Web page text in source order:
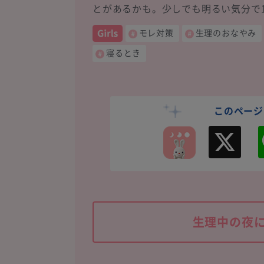
とがあるかも。少しでも明るい気分
モレ対策 生理のおなやみ
寝るとき
このペー
X
生理中の夜